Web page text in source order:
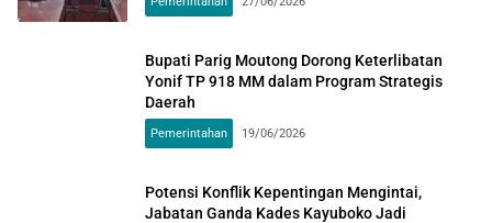
Bupati Parig Moutong Dorong Keterlibatan
Yonif TP 918 MM dalam Program Strategis
Daerah
Pemerintahan 19/06/2026
Potensi Konflik Kepentingan Mengintai,
Jabatan Ganda Kades Kayuboko Jadi